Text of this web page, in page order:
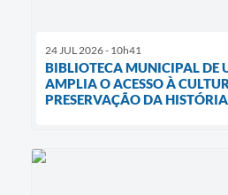
24 JUL 2026 - 10h41
BIBLIOTECA MUNICIPAL DE
AMPLIA O ACESSO À
PRESERVAÇÃO DA